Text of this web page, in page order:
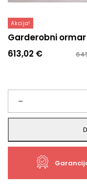
Akcija!
Garderobni ormar
Izvorna
je:
645,29 €.
613,02 €
Trenutna
613,02 €.
–
Garderobni
ormar
Senca